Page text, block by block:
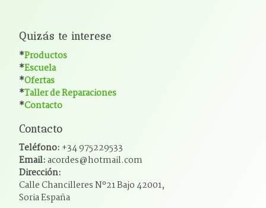
Quizás te interese
*Productos
*Escuela
*Ofertas
*Taller de Reparaciones
*Contacto
Contacto
Teléfono: +34 975229533
Email:acordes@hotmail.com
Dirección:
Calle Chancilleres Nº21 Bajo 42001,
Soria España